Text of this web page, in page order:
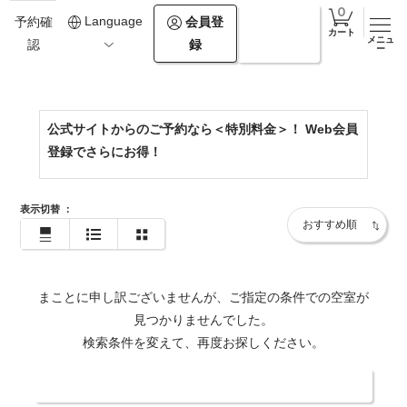
予約確
認
Language
会員登
録
カート
メニュ
ー
0154-67-2500
https://www.theforestakan.com/
公式サイトからのご予約なら＜特別料金＞！ Web会員
登録でさらにお得！
表示切替 ：
まことに申し訳ございませんが、ご指定の条件での空室が
見つかりませんでした。
検索条件を変えて、再度お探しください。